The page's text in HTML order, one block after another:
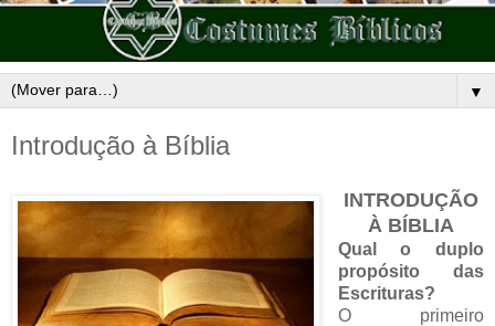
▼
Introdução à Bíblia
INTRODUÇÃO
À BÍBLIA
Qual o duplo
propósito das
Escrituras?
O primeiro